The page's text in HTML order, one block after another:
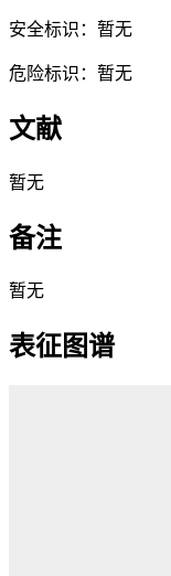
安全标识：暂无
危险标识：暂无
文献
暂无
备注
暂无
表征图谱